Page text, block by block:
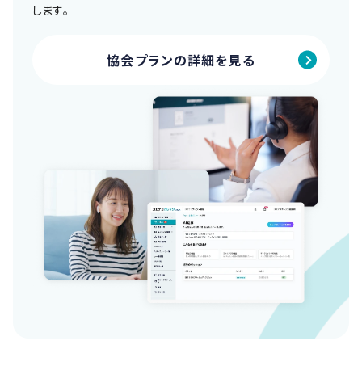
します。
協会プランの詳細を見る